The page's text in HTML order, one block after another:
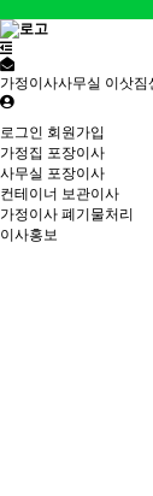
가정이사사무실 이삿짐
로그인 회원가입
가정집 포장이사
사무실 포장이사
컨테이너 보관이사
가정이사 폐기물처리
이사홍보